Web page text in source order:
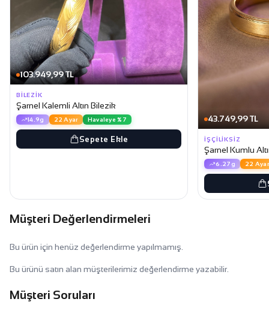
103.949,99 TL
BILEZIK
Şarnel Kalemli Altın Bilezik
14.9g 22 Ayar Havaleye %7
Sepete Ekle
43.749,99 TL
İŞÇILIKSIZ
Şarnel Kumlu
6.27g 22 Ayar
Müşteri Değerlendirmeleri
Bu ürün için henüz değerlendirme yapılmamış.
Bu ürünü satın alan müşterilerimiz değerlendirme yazabilir.
Müşteri Soruları